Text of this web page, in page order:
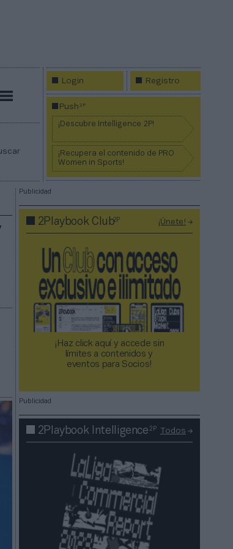
Login Registro
Push2P
¡Descubre Intelligence 2P!
¡Recupera el contenido de PRO
Women in Sports!
Publicidad
2Playbook Club2P ¡Únete!
¡Haz click aquí y accede sin
límites a contenidos y
eventos para Socios!​​​​​​​
Publicidad
2Playbook Intelligence2P Todos